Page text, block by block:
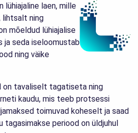
lühiajaline laen, mille
lihtsalt ning
mõeldud lühiajalise
ja seda iseloomustab
ning väike
on tavaliselt tagatiseta ning
kaudu, mis teeb protsessi
toimuvad koheselt ja saad
tagasimakse periood on üldjuhul